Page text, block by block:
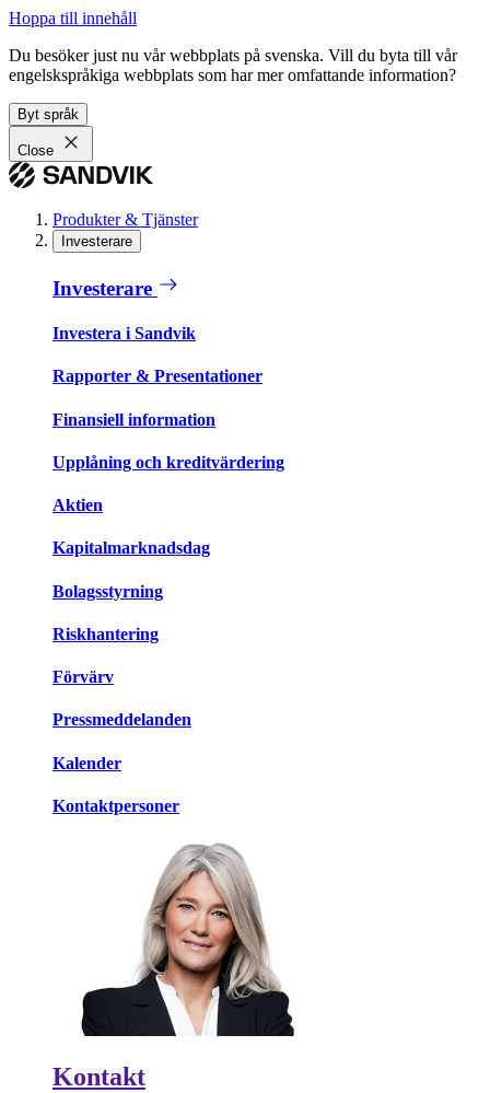
Hoppa till innehåll
Du besöker just nu vår webbplats på svenska. Vill du byta till vår
engelskspråkiga webbplats som har mer omfattande information?
Byt språk
Close
Produkter & Tjänster
Investerare
Investerare
Investera i Sandvik
Rapporter & Presentationer
Finansiell information
Upplåning och kreditvärdering
Aktien
Kapitalmarknadsdag
Bolagsstyrning
Riskhantering
Förvärv
Pressmeddelanden
Kalender
Kontaktpersoner
Kontakt